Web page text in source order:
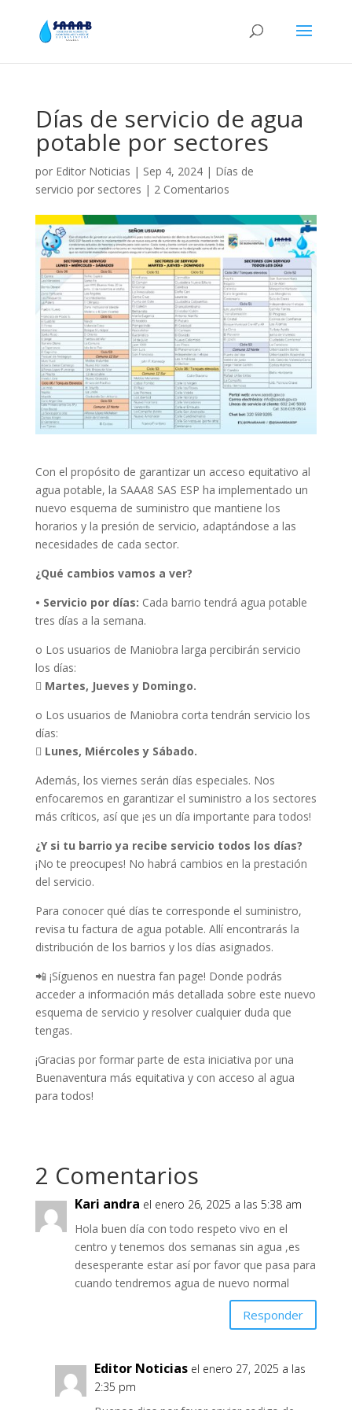
Días de servicio de agua
potable por sectores
por Editor Noticias | Sep 4, 2024| Días de
servicio por sectores | 2 Comentarios
Con el propósito de garantizar un acceso equitativo al
agua potable, la SAAA8 SAS ESP ha implementado un
nuevo esquema de suministro que mantiene los
horarios y la presión de servicio, adaptándose a las
necesidades de cada sector.
¿Qué cambios vamos a ver?
• Servicio por días: Cada barrio tendrá agua potable
tres días a la semana.
o Los usuarios de Maniobra larga percibirán servicio
los días:
 Martes, Jueves y Domingo.
o Los usuarios de Maniobra corta tendrán servicio los
días:
 Lunes, Miércoles y Sábado.
Además, los viernes serán días especiales. Nos
enfocaremos en garantizar el suministro a los sectores
más críticos, así que ¡es un día importante para todos!
¿Y si tu barrio ya recibe servicio todos los días?
¡No te preocupes! No habrá cambios en la prestación
del servicio.
Para conocer qué días te corresponde el suministro,
revisa tu factura de agua potable. Allí encontrarás la
distribución de los barrios y los días asignados.
📲 ¡Síguenos en nuestra fan page! Donde podrás
acceder a información más detallada sobre este nuevo
esquema de servicio y resolver cualquier duda que
tengas.
¡Gracias por formar parte de esta iniciativa por una
Buenaventura más equitativa y con acceso al agua
para todos!
2 Comentarios
Kari andra el enero 26, 2025 a las 5:38 am
Hola buen día con todo respeto vivo en el
centro y tenemos dos semanas sin agua ,es
desesperante estar así por favor que pasa para
cuando tendremos agua de nuevo normal
Responder
Editor Noticias el enero 27, 2025 a las
2:35 pm